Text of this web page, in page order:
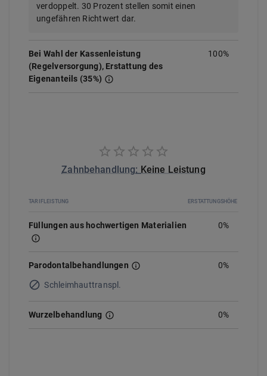
verdoppelt. 30 Prozent stellen somit einen
ungefähren Richtwert dar.
Bei Wahl der Kassenleistung
(Regelversorgung), Erstattung des
Eigenanteils (35%)
100%
Zahnbehandlung: Keine Leistung
TARIFLEISTUNG ERSTATTUNGSHÖHE
Füllungen aus hochwertigen Materialien 0%
Parodontalbehandlungen
Schleimhauttranspl.
0%
Wurzelbehandlung 0%